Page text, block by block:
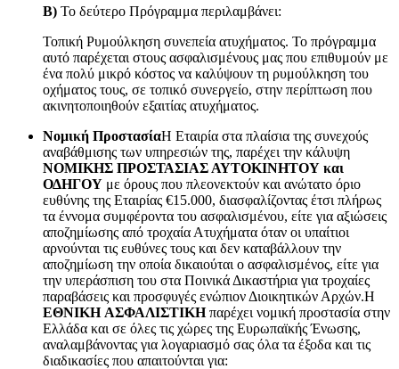
Β) Το δεύτερο Πρόγραμμα περιλαμβάνει:
Τοπική Ρυμούλκηση συνεπεία ατυχήματος. Το πρόγραμμα
αυτό παρέχεται στους ασφαλισμένους μας που επιθυμούν με
ένα πολύ μικρό κόστος να καλύψουν τη ρυμούλκηση του
οχήματος τους, σε τοπικό συνεργείο, στην περίπτωση που
ακινητοποιηθούν εξαιτίας ατυχήματος.
Νομική ΠροστασίαΗ Εταιρία στα πλαίσια της συνεχούς
αναβάθμισης των υπηρεσιών της, παρέχει την κάλυψη
ΝΟΜΙΚΗΣ ΠΡΟΣΤΑΣΙΑΣ ΑΥΤΟΚΙΝΗΤΟΥ και
ΟΔΗΓΟΥ με όρους που πλεονεκτούν και ανώτατο όριο
ευθύνης της Εταιρίας €15.000, διασφαλίζοντας έτσι πλήρως
τα έννομα συμφέροντα του ασφαλισμένου, είτε για αξιώσεις
αποζημίωσης από τροχαία Ατυχήματα όταν οι υπαίτιοι
αρνούνται τις ευθύνες τους και δεν καταβάλλουν την
αποζημίωση την οποία δικαιούται ο ασφαλισμένος, είτε για
την υπεράσπιση του στα Ποινικά Δικαστήρια για τροχαίες
παραβάσεις και προσφυγές ενώπιον Διοικητικών Αρχών.H
EΘΝΙΚΗ AΣΦΑΛΙΣΤΙΚΗπαρέχει νομική προστασία στην
Eλλάδα και σε όλες τις χώρες της Eυρωπαϊκής Ένωσης,
αναλαμβάνοντας για λογαριασμό σας όλα τα έξοδα και τις
διαδικασίες που απαιτούνται για: